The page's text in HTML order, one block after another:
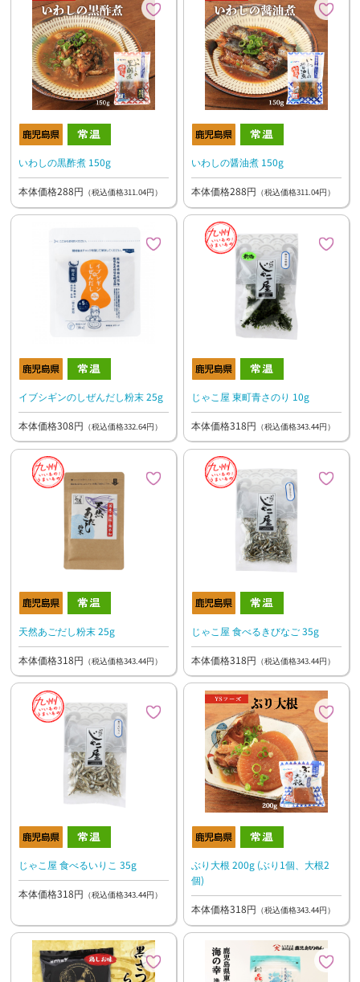
いわしの黒酢煮 150g
本体価格288円 （税込価格311.04円）
いわしの醤油煮 150g
本体価格288円 （税込価格311.04円）
イブシギンのしぜんだし粉末 25g
本体価格308円 （税込価格332.64円）
じゃこ屋 東町青さのり 10g
本体価格318円 （税込価格343.44円）
天然あごだし粉末 25g
本体価格318円 （税込価格343.44円）
じゃこ屋 食べるきびなご 35g
本体価格318円 （税込価格343.44円）
じゃこ屋 食べるいりこ 35g
本体価格318円 （税込価格343.44円）
ぶり大根 200g (ぶり1個、大根2
個)
本体価格318円 （税込価格343.44円）